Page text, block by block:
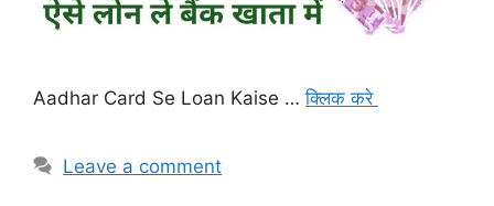
Aadhar Card Se Loan Kaise …क्लिक करे
Leave a comment